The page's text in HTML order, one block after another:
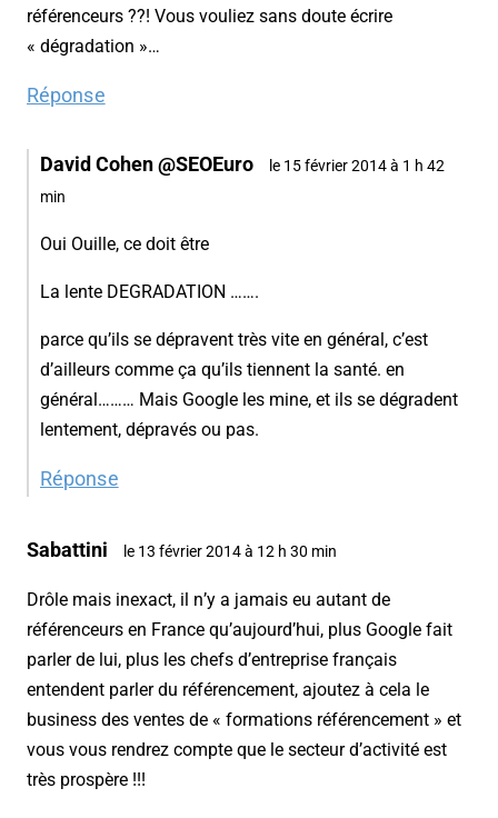
référenceurs ??! Vous vouliez sans doute écrire
« dégradation »…
Réponse
David Cohen @SEOEuro
le 15 février 2014 à 1 h 42
min
Oui Ouille, ce doit être
La lente DEGRADATION …….
parce qu’ils se dépravent très vite en général, c’est
d’ailleurs comme ça qu’ils tiennent la santé. en
général……… Mais Google les mine, et ils se dégradent
lentement, dépravés ou pas.
Réponse
Sabattini le 13 février 2014 à 12 h 30 min
Drôle mais inexact, il n’y a jamais eu autant de
référenceurs en France qu’aujourd’hui, plus Google fait
parler de lui, plus les chefs d’entreprise français
entendent parler du référencement, ajoutez à cela le
business des ventes de « formations référencement » et
vous vous rendrez compte que le secteur d’activité est
très prospère !!!